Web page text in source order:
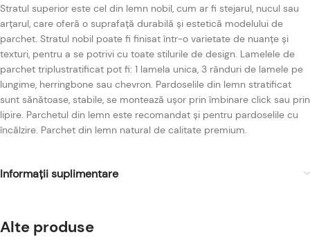
Stratul superior este cel din lemn nobil, cum ar fi stejarul, nucul sau
arțarul, care oferă o suprafață durabilă și estetică modelului de
parchet. Stratul nobil poate fi finisat într-o varietate de nuanțe și
texturi, pentru a se potrivi cu toate stilurile de design. Lamelele de
parchet triplustratificat pot fi: 1 lamela unica, 3 rânduri de lamele pe
lungime, herringbone sau chevron. Pardoselile din lemn stratificat
sunt sănătoase, stabile, se montează ușor prin îmbinare click sau prin
lipire. Parchetul din lemn este recomandat și pentru pardoselile cu
încălzire. Parchet din lemn natural de calitate premium.
Informații suplimentare
Alte produse